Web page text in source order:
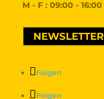
M - F : 09:00 - 16:00
NEWSLETTER
Folgen
Folgen